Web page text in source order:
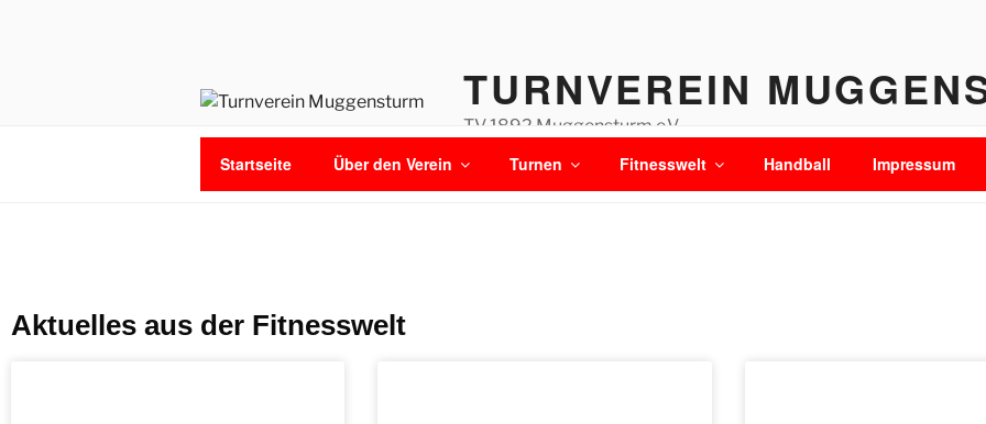
TURNVEREIN
TV 1892 Muggensturm e.V.
Startseite Über den Verein Turnen Fitnesswelt Handball Impressum
Aktuelles aus der Fitnesswelt